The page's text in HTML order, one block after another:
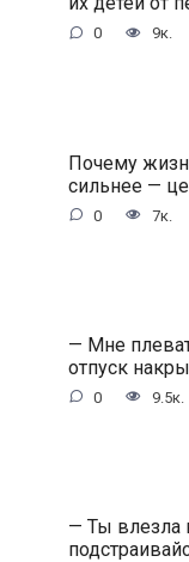
0 9к.
Почему
сильнее —
0 7к.
— Мне
отпуск
0 9.5к.
— Ты влезла